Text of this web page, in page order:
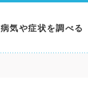
病気や症状を調べる
病気を調べる